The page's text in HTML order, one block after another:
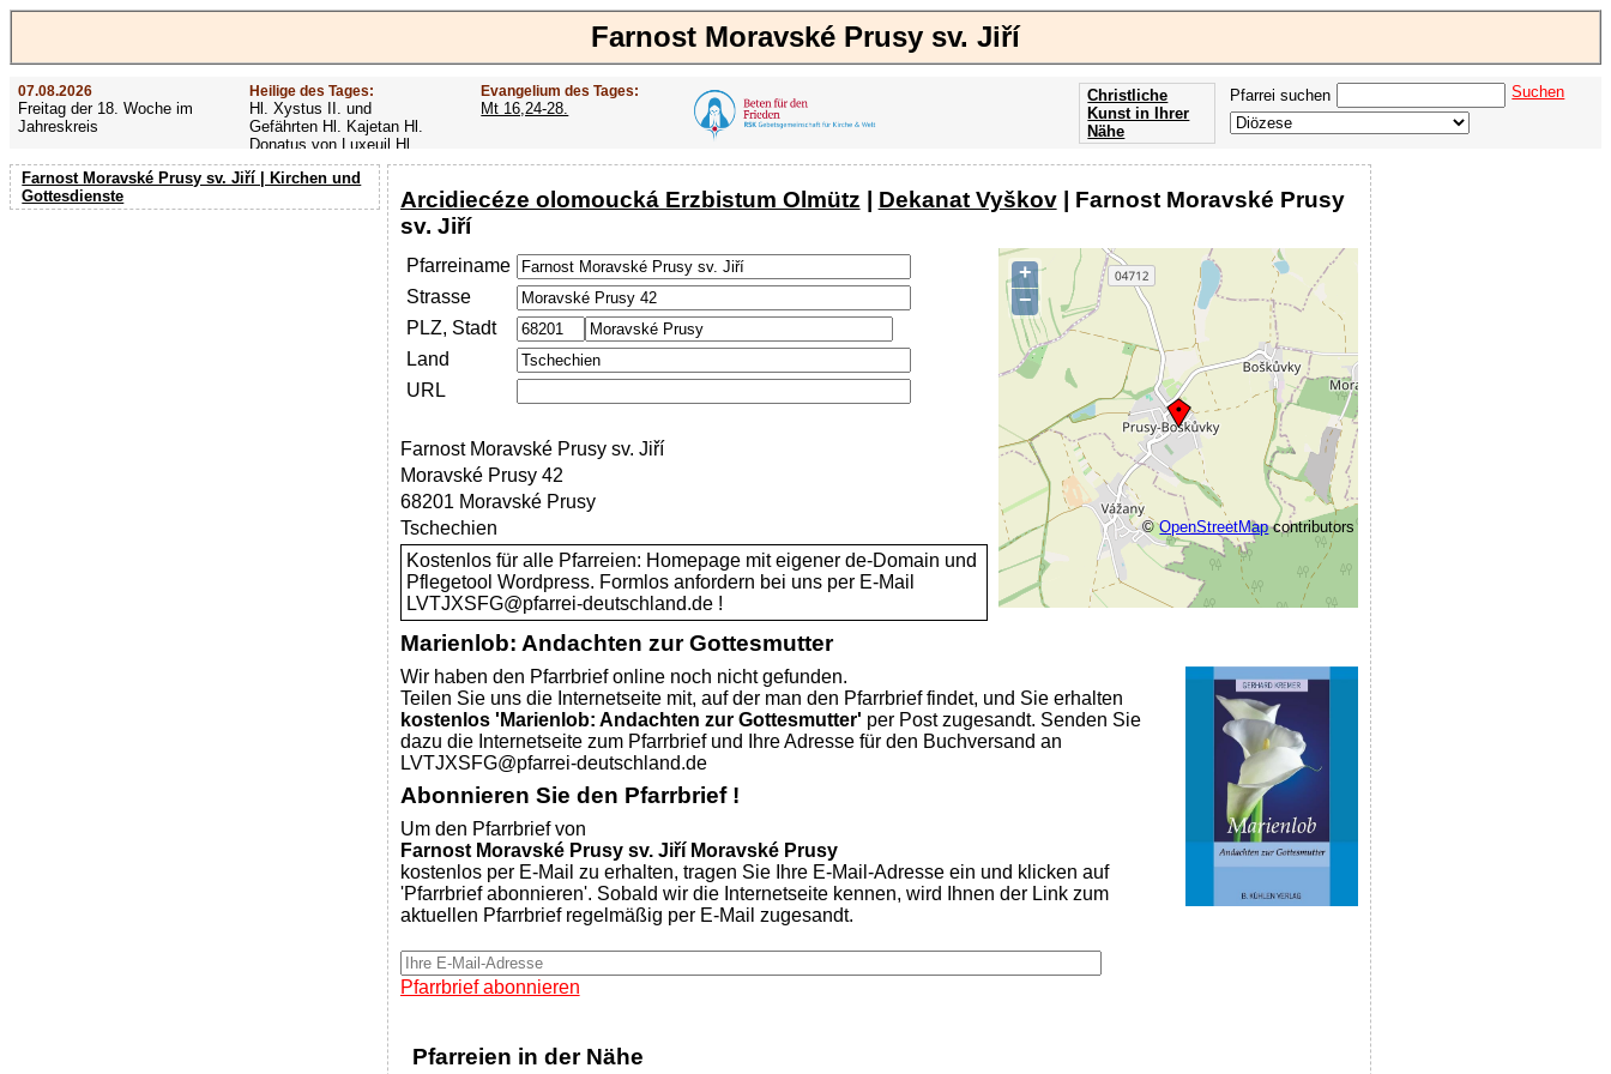
Farnost Moravské Prusy sv. Jiří
07.08.2026
Freitag der 18. Woche im
Jahreskreis
Heilige des Tages:
Hl. Xystus II. und
Gefährten Hl. Kajetan Hl.
Donatus von Luxeuil Hl.
Afra
Evangelium des Tages:
Mt 16,24-28.
Pfarrei suchen Suchen
Christliche
Kunst in Ihrer
Nähe
Farnost Moravské Prusy sv. Jiří | Kirchen und
Gottesdienste
Arcidiecéze olomoucká Erzbistum Olmütz | Dekanat Vyškov| Farnost Moravské Prusy
sv. Jiří
+
−
©OpenStreetMapcontributors
Pfarreiname
Strasse
PLZ, Stadt
Land
URL
Farnost Moravské Prusy sv. Jiří
Moravské Prusy 42
68201 Moravské Prusy
Tschechien
Kostenlos für alle Pfarreien: Homepage mit eigener de-Domain und
Pflegetool Wordpress. Formlos anfordern bei uns per E-Mail
LVTJXSFG@pfarrei-deutschland.de !
Marienlob: Andachten zur Gottesmutter
Wir haben den Pfarrbrief online noch nicht gefunden.
Teilen Sie uns die Internetseite mit, auf der man den Pfarrbrief findet, und Sie erhalten
kostenlos 'Marienlob: Andachten zur Gottesmutter' per Post zugesandt. Senden Sie
dazu die Internetseite zum Pfarrbrief und Ihre Adresse für den Buchversand an
LVTJXSFG@pfarrei-deutschland.de
Abonnieren Sie den Pfarrbrief !
Um den Pfarrbrief von
Farnost Moravské Prusy sv. Jiří Moravské Prusy
kostenlos per E-Mail zu erhalten, tragen Sie Ihre E-Mail-Adresse ein und klicken auf
'Pfarrbrief abonnieren'. Sobald wir die Internetseite kennen, wird Ihnen der Link zum
aktuellen Pfarrbrief regelmäßig per E-Mail zugesandt.
Pfarrbrief abonnieren
Pfarreien in der Nähe